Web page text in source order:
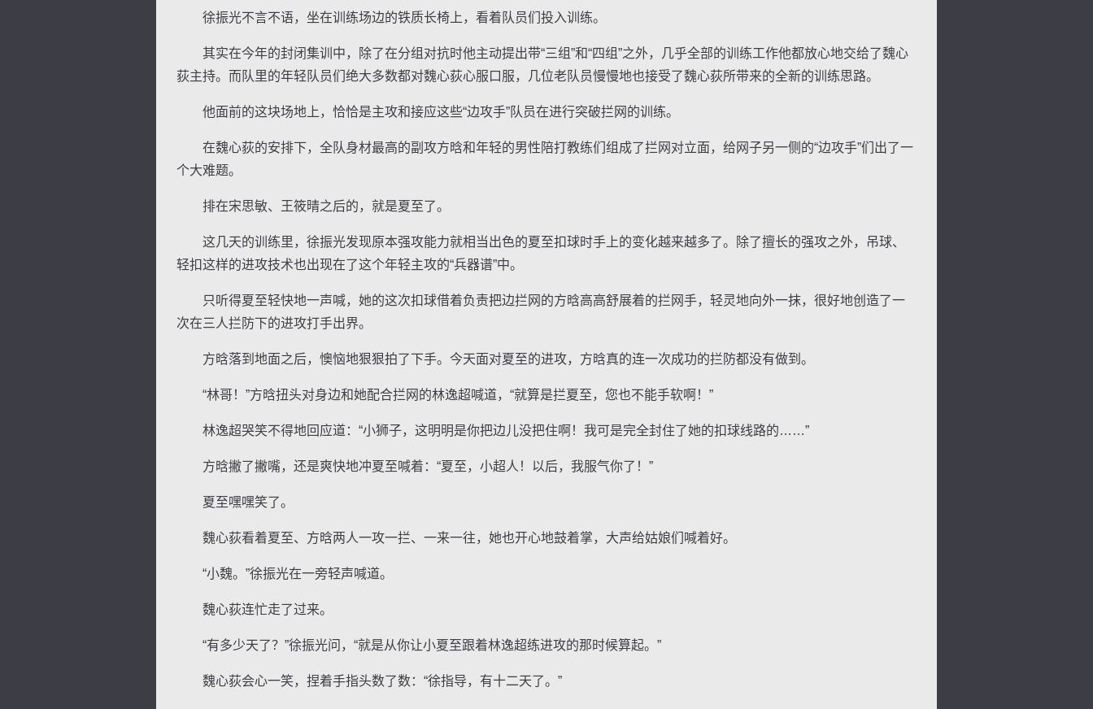
徐振光不言不语，坐在训练场边的铁质长椅上，看着队员们投入训练。
其实在今年的封闭集训中，除了在分组对抗时他主动提出带“三组”和“四组”之外，几乎全部的训练工作他都放心地交给了魏心
荻主持。而队里的年轻队员们绝大多数都对魏心荻心服口服，几位老队员慢慢地也接受了魏心荻所带来的全新的训练思路。
他面前的这块场地上，恰恰是主攻和接应这些“边攻手”队员在进行突破拦网的训练。
在魏心荻的安排下，全队身材最高的副攻方晗和年轻的男性陪打教练们组成了拦网对立面，给网子另一侧的“边攻手”们出了一
个大难题。
排在宋思敏、王筱晴之后的，就是夏至了。
这几天的训练里，徐振光发现原本强攻能力就相当出色的夏至扣球时手上的变化越来越多了。除了擅长的强攻之外，吊球、
轻扣这样的进攻技术也出现在了这个年轻主攻的“兵器谱”中。
只听得夏至轻快地一声喊，她的这次扣球借着负责把边拦网的方晗高高舒展着的拦网手，轻灵地向外一抹，很好地创造了一
次在三人拦防下的进攻打手出界。
方晗落到地面之后，懊恼地狠狠拍了下手。今天面对夏至的进攻，方晗真的连一次成功的拦防都没有做到。
“林哥！”方晗扭头对身边和她配合拦网的林逸超喊道，“就算是拦夏至，您也不能手软啊！”
林逸超哭笑不得地回应道：“小狮子，这明明是你把边儿没把住啊！我可是完全封住了她的扣球线路的……”
方晗撇了撇嘴，还是爽快地冲夏至喊着：“夏至，小超人！以后，我服气你了！”
夏至嘿嘿笑了。
魏心荻看着夏至、方晗两人一攻一拦、一来一往，她也开心地鼓着掌，大声给姑娘们喊着好。
“小魏。”徐振光在一旁轻声喊道。
魏心荻连忙走了过来。
“有多少天了？”徐振光问，“就是从你让小夏至跟着林逸超练进攻的那时候算起。”
魏心荻会心一笑，捏着手指头数了数：“徐指导，有十二天了。”